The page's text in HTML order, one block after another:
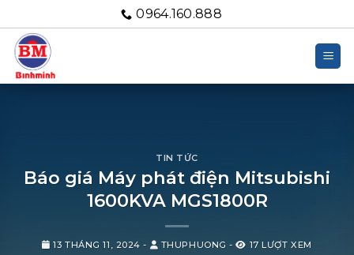
qua
nội
dung
0964.160.888
TIN TỨC
Báo giá Máy phát điện Mitsubishi
1600KVA MGS1800R
13 THÁNG 11, 2024 - THUPHUONG - 17 LƯỢT XEM